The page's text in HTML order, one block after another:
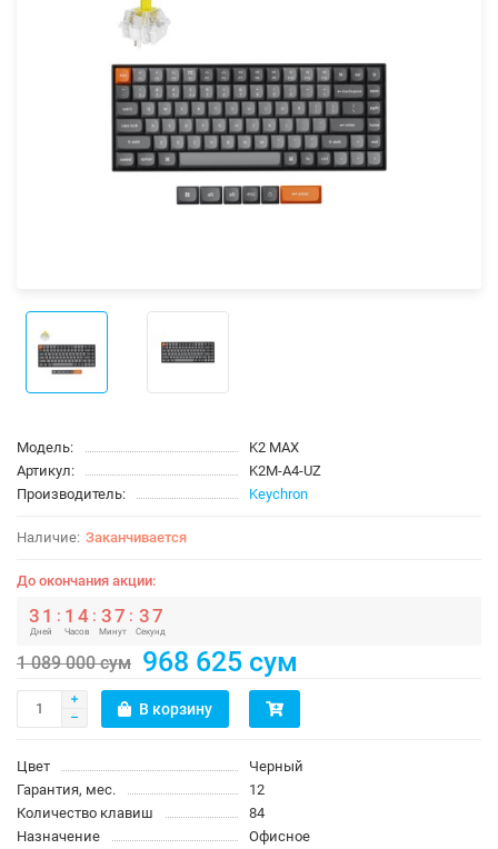
Модель:
K2 MAX
Артикул:
K2M-A4-UZ
Производитель:
Keychron
Заканчивается
До окончания акции:
3 1
Дней
: 1 4
Часов
: 37
Минут
: 36
Секунд
1 089 000 сум 968 625 сум
В корзину
Цвет
Черный
Гарантия, мес.
12
Количество клавиш
84
Назначение
Офисное